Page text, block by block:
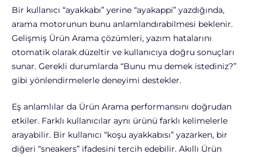
Bir kullanıcı “ayakkabı” yerine “ayakappi” yazdığında,
arama motorunun bunu anlamlandırabilmesi beklenir.
Gelişmiş Ürün Arama çözümleri, yazım hatalarını
otomatik olarak düzeltir ve kullanıcıya doğru sonuçları
sunar. Gerekli durumlarda “Bunu mu demek istediniz?”
gibi yönlendirmelerle deneyimi destekler.
Eş anlamlılar da Ürün Arama performansını doğrudan
etkiler. Farklı kullanıcılar aynı ürünü farklı kelimelerle
arayabilir. Bir kullanıcı “koşu ayakkabısı” yazarken, bir
diğeri “sneakers” ifadesini tercih edebilir. Akıllı Ürün